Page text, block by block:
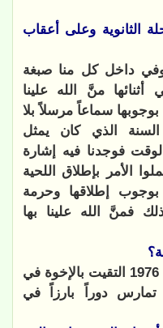
الثانوية وعلى أعقاب
وفي داخل كل منا صبغة
منَّ الله علينا
سماعاً مرسلاً بلا
الذي كان يمثل
فوجدنا فيه إشارة
الأمر بإطلاق اللحية
إطلاقها وحرمة
فمنَّ الله علينا بها
الشيخ: عند دخولي الجامعة سنة 1976 التقيت بالإخوة في
تمارس دوراً بارزاً في